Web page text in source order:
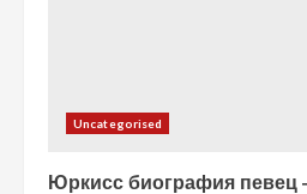
Uncategorised
Юркисс биография певец